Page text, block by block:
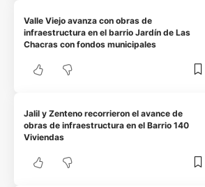
Valle Viejo avanza con obras de
infraestructura en el barrio Jardín de Las
Chacras con fondos municipales
Jalil y Zenteno recorrieron el avance de
obras de infraestructura en el Barrio 140
Viviendas